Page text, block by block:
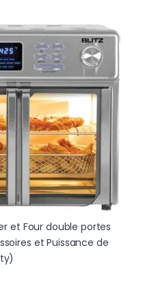
et Four double portes
et Puissance de